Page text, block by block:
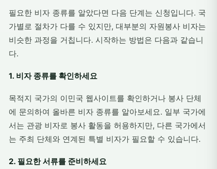
필요한 비자 종류를 알았다면 다음 단계는 신청입니다. 국
가별로 절차가 다를 수 있지만, 대부분의 자원봉사 비자는
비슷한 과정을 거칩니다. 시작하는 방법은 다음과 같습니
다.
1. 비자 종류를 확인하세요
목적지 국가의 이민국 웹사이트를 확인하거나 봉사 단체
에 문의하여 올바른 비자 종류를 알아보세요. 일부 국가에
서는 관광 비자로 봉사 활동을 허용하지만, 다른 국가에서
는 주최 단체와 연계된 특별 비자가 필요할 수 있습니다.
2. 필요한 서류를 준비하세요